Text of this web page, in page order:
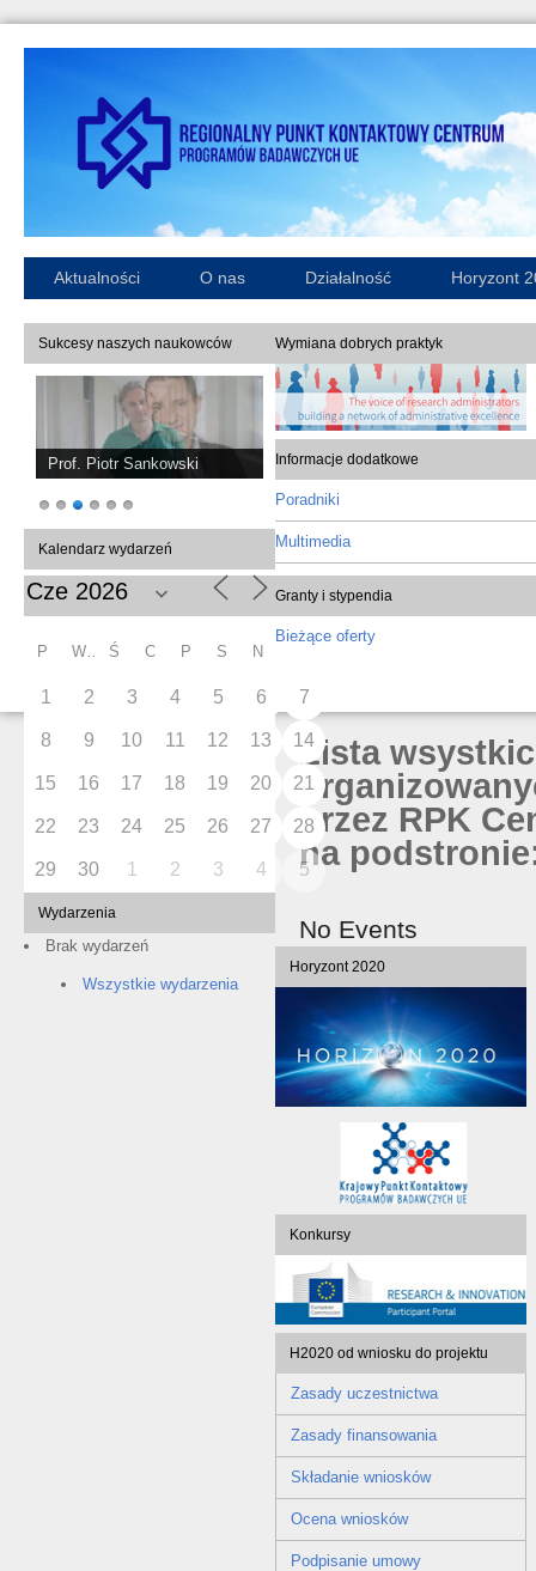
Aktualności O nas Działalność Horyzont
Sukcesy naszych naukowców
Prof. Piotr Sankowski
Kalendarz wydarzeń
P Ś C P S N
1 2 3 4 5 6 7
8 9 10 11 12 13 14
15 16 17 18 19 20 21
22 23 24 25 26 27 28
29 30 1 2 3 4 5
Wydarzenia
Brak wydarzeń
Wszystkie wydarzenia
Wymiana dobrych praktyk
Informacje dodatkowe
Poradniki
Multimedia
Granty i stypendia
Bieżące oferty
Lista
przez RPK
na
No Events
Horyzont 2020
Konkursy
H2020 od wniosku do projektu
Zasady uczestnictwa
Zasady finansowania
Składanie wniosków
Ocena wniosków
Podpisanie umowy